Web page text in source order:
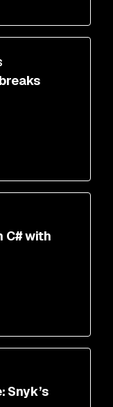
C# with
Snyk’s